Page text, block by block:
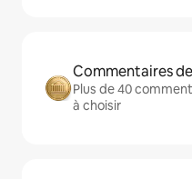
Commentaires
Plus de 40
à choisir